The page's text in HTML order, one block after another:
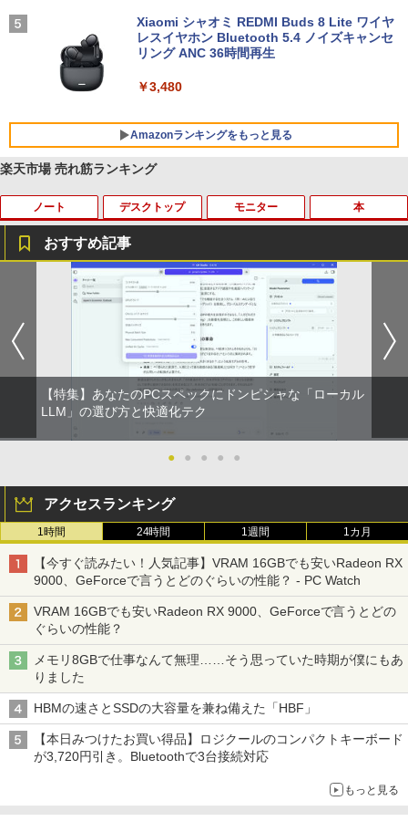
Xiaomi シャオミ REDMI Buds 8 Lite ワイヤ
レスイヤホン Bluetooth 5.4 ノイズキャンセ
リング ANC 36時間再生
￥3,480
Amazonランキングをもっと見る
BRUCE WAYNE feat. Flo Milli, ATL Jacob
[Explicit]
￥250
BRUCE WAYNE feat. Flo Milli, ATL Jacob
[Explicit]
￥250
見知らぬ糸
On My Road (Stadium ver.)
￥250
On My Road (Stadium ver.)
￥250
by Amazon 天然水 ラベルレス 500ml ×24本
富士山の天然水 バナジウム含有 水 ミネラル
ットル (Smart Basic)
￥1,380
【Amazon.co.jp限定】 い・ろ・は・す 2L P
ET ラベルレス ×8本
￥1,112
by Amazon 炭酸水 ラベルレス 500ml ×24本
art Basic)
￥1,625
by Amazon 天然水ラベルレス 2L×9本
￥1,117
みきった日本の水 2L 8本 ラベルレス [ ケース
] [ 水 ] [ ペットボトル ] [ 箱買い ] [ ストック
] [ 水分補給 ]
薬屋のひとりごと 17巻 (デジタル版ビッグガ
ンガンコミックス)
￥770
異世界居酒屋「のぶ」(22) (角川コミックス・
エース)
￥832
ONE PIECE モノクロ版 115 (ジャンプコミッ
クスDIGITAL)
￥594
HUNTER×HUNTER モノクロ版 39 (ジャンプ
コミックスDIGITAL)
￥572
スーパーの裏でヤニ吸うふたり 9巻 (デジタル
￥810
楽天市場 売れ筋ランキング
ノート
【マラソン限定価格】中古 NEC Lavie N
S700/NAB Core i7 8565U 第8世代CPU
メモリ8GB SSD480GB+SSD16GB[Opta
neMemory]内蔵 15インチ フルHD Wind
ows11 Home WEBカメラ 無線LAN テン
キー Blu-ray PC-NS700NAB 1年保証 レ
ビュー特典:WPS Office Bランク ノート
パソコン
￥19,800
【マラソンセール期間中ポイント5倍】中
古ノートパソコン メーカーが選べる 型番
おまかせ コスパ重視 Windows11 第8世
代 / 第10世代 Core i3 / i5 / i7 選択可能
おまかせ Wi-Fi 初期設定済 すぐ使える 9
0日保証 送料無料
￥15,980
パソコン テンキー/DVD/WEBカメラ内蔵
第8世代Core i3/i5 Core i7 最大メモリ16
GB 新品SSD256GB 東芝 NEC有名メー
カー15.6型 DVD内蔵 15.6インチ HDMI P
olaris Office搭載 最新MicrosoftOffice2
デスクトップ
【訳あり品】中古パソコン | NEC | Mate
MKM34B-1 | Windows11 | デスクトップ
| 一年保証 | 第7世代 | Core i5 7500 3.4
(〜最大3.8)GHz | MEM:8GB | SSD:256G
B | DVD-ROM | 無線LAN:あり | Win11Pr
o64bit
￥10,000
【エントリーでポイント10倍】 16GBメ
テーション 中古 Aランク 良品 Win11 Pr
o Xeon E3 DELL Precision 3420 256G
B SSD 500GB HDD DVD 省スペース デ
スクトップパソコン 中古PC
￥34,800
ンス】GMKtec G10 ミニPC【AMD Ryz
en 5 3500U DDR4 16GB 512GB/256GB/
Windows11 Pro 8K/4K 3画面出力 LAN *
2 WiFi5 Bluetooth5.0 Nucbox みにpc
Ryzen 5 N95/N97/N100/4300U/N150よ
り高性能
モニター
【マラソンセール期間中ポイント5倍】
【まとめ買いでお得】 中古モニター 18.5
インチ WXGA 1366x768 ノングレア DE
LL E1916H DisplayPort VGA ケーブル
付き サブモニターにおすすめ 動作確認済
み 30日保証 送料無料
￥3,900
【期間限定10%OFFクーポン 8/12 10時
イ ベゼル ディスプレイ 液晶モニター PC
モニター 壁掛け フリッカーレス FreeSy
nc 21.5インチ 角度調節 FullHD ブルー
ライトカット VAパネル VESAフル FHD
￥9,480
3
【3年保証】PS5対応 23.8型 液晶モニタ
ー フルHD IPS リフレッシュレート 100H
ター 液晶 液晶モニター 液晶ディスプレ
イ 23.8インチ パソコンモニター 新品 Fe
uVision FSID24BF0SI フュービジョン
ゲーミングモニター
本
【 限定生産・特典つき 】YUZURU2027
羽生結弦カレンダー壁掛け版 [ 能登 直 ]
￥5,170
夢をかなえるゾウ 子ども版1 おかしな
也 ]
3 【中古】 ホルトハウス房子のお菓子
￥20,585
4
オレンジページ 2026 10/17号増刊＜グレ
￥1,689
細胞の分子生物学 [ 中村 桂子 ]
おすすめ記事
【特集】あなたのPCスペックにドンピシャな「ローカル
LLM」の選び方と快適化テク
● ● ● ● ●
アクセスランキング
1時間 24時間 1週間 1カ月
【今すぐ読みたい！人気記事】VRAM 16GBでも安いRadeon RX
9000、GeForceで言うとどのぐらいの性能？ - PC Watch
VRAM 16GBでも安いRadeon RX 9000、GeForceで言うとどの
ぐらいの性能？
メモリ8GBで仕事なんて無理……そう思っていた時期が僕にもあ
りました
HBMの速さとSSDの大容量を兼ね備えた「HBF」
【本日みつけたお買い得品】ロジクールのコンパクトキーボード
が3,720円引き。Bluetoothで3台接続対応
もっと見る